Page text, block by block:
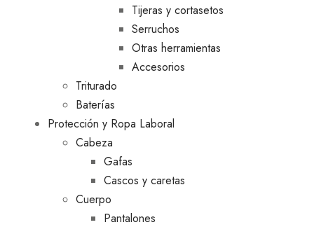
Tijeras y cortasetos
Serruchos
Otras herramientas
Accesorios
Triturado
Baterías
Protección y Ropa Laboral
Cabeza
Gafas
Cascos y caretas
Cuerpo
Pantalones